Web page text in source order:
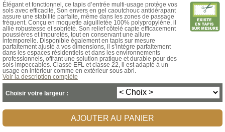
Élégant et fonctionnel, ce tapis d’entrée multi-usage protège vos
sols avec efficacité. Son envers en gel caoutchouc antidérapant
assure une stabilité parfaite, même dans les zones de passage
fréquent. Conçu en moquette aiguilletée 100% polypropylène, il
allie robustesse et sobriété. Son relief côtelé capte efficacement
poussières et impuretés, tout en conservant une allure
intemporelle. Disponible également en tapis sur mesure
parfaitement ajusté à vos dimensions, il s’intègre parfaitement
dans les espaces résidentiels et dans les environnements
professionnels, offrant une solution pratique et durable pour des
sols impeccables. Classé EFL et classe 22, il est adapté à un
usage en intérieur comme en extérieur sous abri.
Voir la description complète
Choisir votre largeur :
AJOUTER AU PANIER